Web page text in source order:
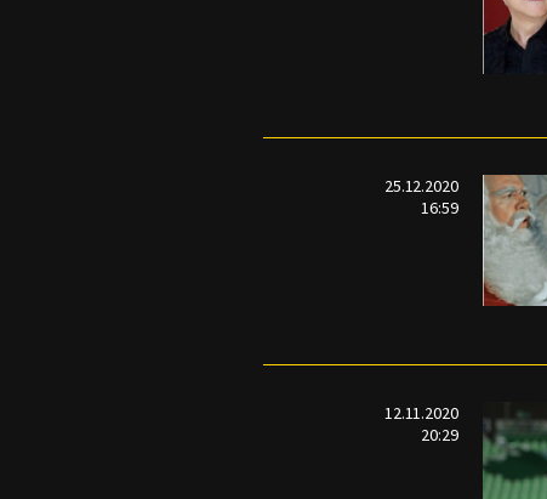
25.12.2020
16:59
12.11.2020
20:29